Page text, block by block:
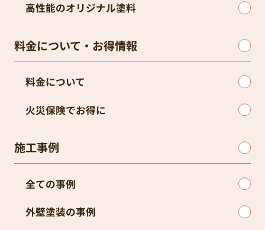
高性能のオリジナル塗料
料金について・お得情報
料金について
火災保険でお得に
施工事例
全ての事例
外壁塗装の事例